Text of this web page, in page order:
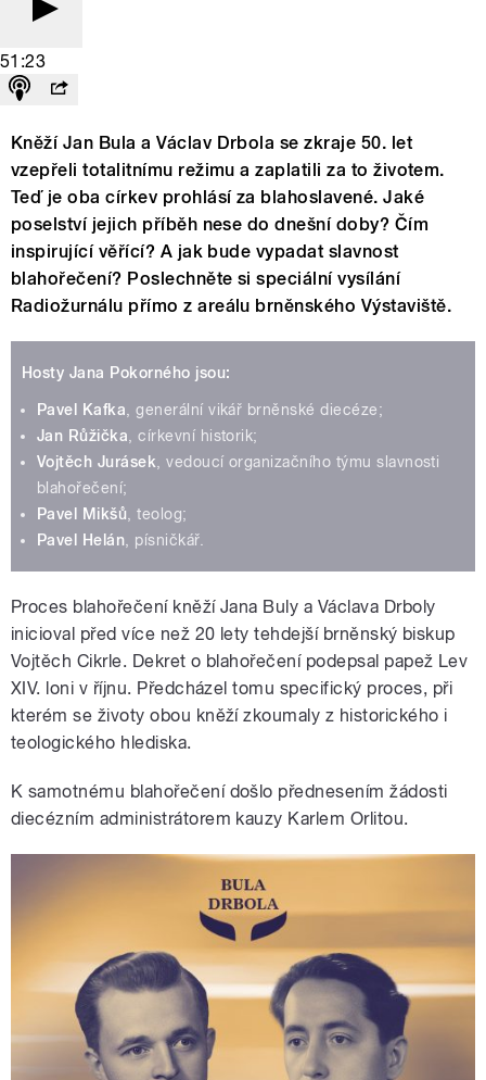
51:23
Kněží Jan Bula a Václav Drbola se zkraje 50. let
vzepřeli totalitnímu režimu a zaplatili za to životem.
Teď je oba církev prohlásí za blahoslavené. Jaké
poselství jejich příběh nese do dnešní doby? Čím
inspirující věřící? A jak bude vypadat slavnost
blahořečení? Poslechněte si speciální vysílání
Radiožurnálu přímo z areálu brněnského Výstaviště.
Hosty Jana Pokorného jsou:
Pavel Kafka, generální vikář brněnské diecéze;
Jan Růžička, církevní historik;
Vojtěch Jurásek, vedoucí organizačního týmu slavnosti
blahořečení;
Pavel Mikšů, teolog;
Pavel Helán, písničkář.
Proces blahořečení kněží Jana Buly a Václava Drboly
inicioval před více než 20 lety tehdejší brněnský biskup
Vojtěch Cikrle. Dekret o blahořečení podepsal papež Lev
XIV. loni v říjnu. Předcházel tomu specifický proces, při
kterém se životy obou kněží zkoumaly z historického i
teologického hlediska.
K samotnému blahořečení došlo přednesením žádosti
diecézním administrátorem kauzy Karlem Orlitou.